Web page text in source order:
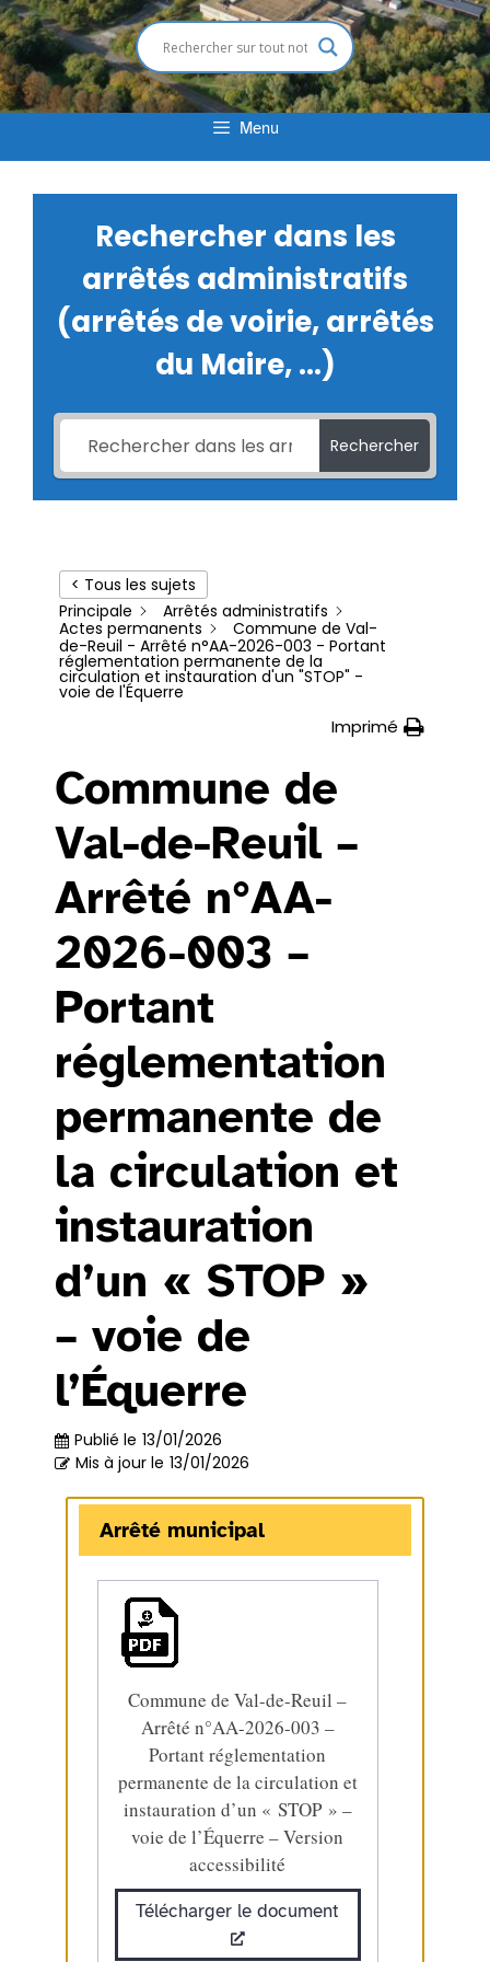
Menu
Rechercher dans les
arrêtés administratifs
(arrêtés de voirie, arrêtés
du Maire, ...)
Rechercher
< Tous les sujets
Principale
Arrêtés administratifs
Actes permanents
Commune de Val-
de-Reuil - Arrêté n°AA-2026-003 - Portant
réglementation permanente de la
circulation et instauration d'un "STOP" -
voie de l'Équerre
Imprimé
Commune de
Val-de-Reuil –
Arrêté n°AA-
2026-003 –
Portant
réglementation
permanente de
la circulation et
instauration
d’un « STOP »
– voie de
l’Équerre
Publié le 13/01/2026
Mis à jour le 13/01/2026
Arrêté municipal
Commune de Val-de-Reuil –
Arrêté n°AA-2026-003 –
Portant réglementation
permanente de la circulation et
instauration d’un « STOP » –
voie de l’Équerre – Version
accessibilité
Télécharger le document